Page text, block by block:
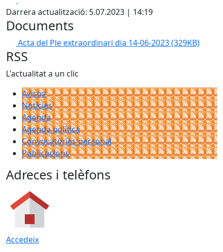
Darrera actualització: 5.07.2023 | 14:19
Documents
Acta del Ple extraordinari dia 14-06-2023(329KB)
RSS
L'actualitat a un clic
Avisos
Notícies
Agenda
Agenda política
Convocatòries personal
Publicacions
Adreces i telèfons
Accedeix